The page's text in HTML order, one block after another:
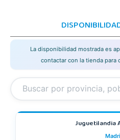
La disponibilidad mostrada es
contactar con la tienda para
Juguetilandia